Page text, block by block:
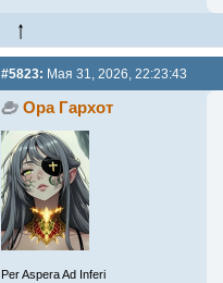
#5823: Мая 31, 2026, 22:23:43
Ора Гархот
Per Aspera Ad Inferi